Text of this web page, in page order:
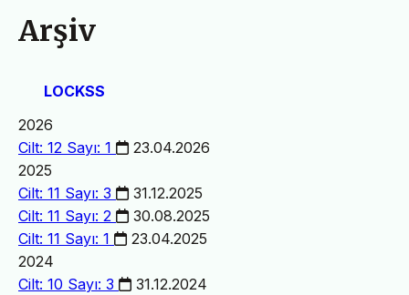
Arşiv
LOCKSS
2026
Cilt: 12 Sayı: 1
23.04.2026
2025
Cilt: 11 Sayı: 3
31.12.2025
Cilt: 11 Sayı: 2
30.08.2025
Cilt: 11 Sayı: 1
23.04.2025
2024
Cilt: 10 Sayı: 3
31.12.2024